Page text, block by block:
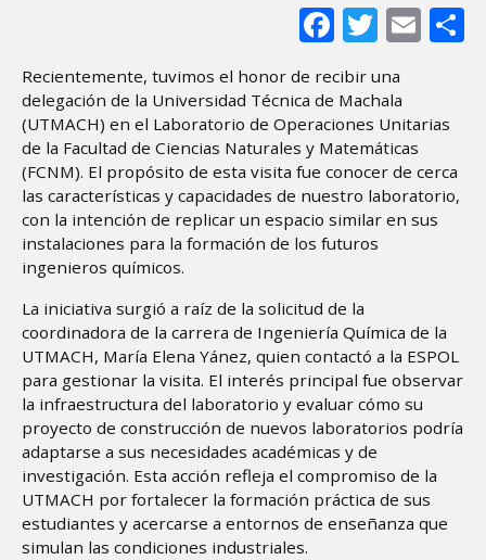
Facebook
Twitter
Recientemente, tuvimos el honor de recibir una
delegación de la Universidad Técnica de Machala
(UTMACH) en el Laboratorio de Operaciones Unitarias
de la Facultad de Ciencias Naturales y Matemáticas
(FCNM). El propósito de esta visita fue conocer de cerca
las características y capacidades de nuestro laboratorio,
con la intención de replicar un espacio similar en sus
instalaciones para la formación de los futuros
ingenieros químicos.
La iniciativa surgió a raíz de la solicitud de la
coordinadora de la carrera de Ingeniería Química de la
UTMACH, María Elena Yánez, quien contactó a la ESPOL
para gestionar la visita. El interés principal fue observar
la infraestructura del laboratorio y evaluar cómo su
proyecto de construcción de nuevos laboratorios podría
adaptarse a sus necesidades académicas y de
investigación. Esta acción refleja el compromiso de la
UTMACH por fortalecer la formación práctica de sus
estudiantes y acercarse a entornos de enseñanza que
simulan las condiciones industriales.